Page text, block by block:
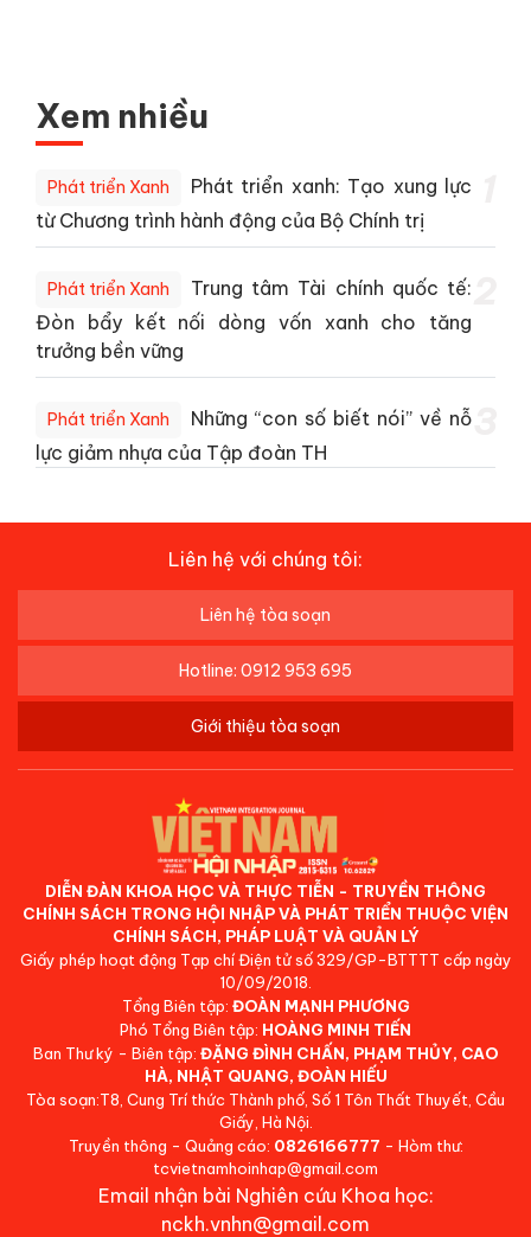
Xem nhiều
Phát triển Xanh
Phát triển xanh: Tạo xung lực
từ Chương trình hành động của Bộ Chính trị
Phát triển Xanh
Trung tâm Tài chính quốc tế:
Đòn bẩy kết nối dòng vốn xanh cho tăng
trưởng bền vững
Phát triển Xanh
Những “con số biết nói” về nỗ
lực giảm nhựa của Tập đoàn TH
Liên hệ với chúng tôi:
Liên hệ tòa soạn
Hotline: 0912 953 695
Giới thiệu tòa soạn
DIỄN ĐÀN KHOA HỌC VÀ THỰC TIỄN - TRUYỀN THÔNG
CHÍNH SÁCH TRONG HỘI NHẬP VÀ PHÁT TRIỂN THUỘC VIỆN
CHÍNH SÁCH, PHÁP LUẬT VÀ QUẢN LÝ
Giấy phép hoạt động Tạp chí Điện tử số 329/GP-BTTTT cấp ngày
10/09/2018.
Tổng Biên tập: ĐOÀN MẠNH PHƯƠNG
Phó Tổng Biên tập: HOÀNG MINH TIẾN
Ban Thư ký - Biên tập: ĐẶNG ĐÌNH CHẤN, PHẠM THỦY, CAO
HÀ, NHẬT QUANG, ĐOÀN HIẾU
Tòa soạn:T8, Cung Trí thức Thành phố, Số 1 Tôn Thất Thuyết, Cầu
Giấy, Hà Nội.
Truyền thông - Quảng cáo: 0826166777 - Hòm thư:
tcvietnamhoinhap@gmail.com
Email nhận bài Nghiên cứu Khoa học:
nckh.vnhn@gmail.com